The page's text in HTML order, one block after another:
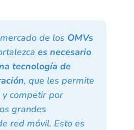
de los OMVs
es necesario
tecnología de
, que les permite
competir por
grandes
red móvil. Esto es